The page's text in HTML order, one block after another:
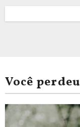
Você perdeu